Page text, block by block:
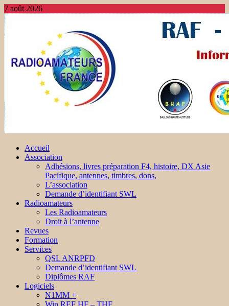
7 août 2026
Accueil
Association
Adhésions, livres préparation F4, histoire, DX Asie
Pacifique, antennes, timbres, dons,
L’association
Demande d’identifiant SWL
Radioamateurs
Les Radioamateurs
Droit à l’antenne
Revues
Formation
Services
QSL ANRPFD
Demande d’identifiant SWL
Diplômes RAF
Logiciels
N1MM +
Win REF HF – THF